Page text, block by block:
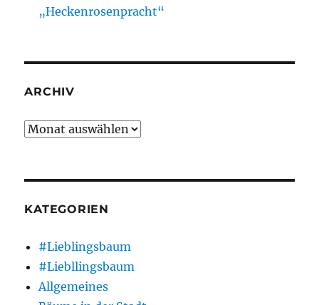
„Heckenrosenpracht“
ARCHIV
Archiv
KATEGORIEN
#Lieblingsbaum
#Liebllingsbaum
Allgemeines